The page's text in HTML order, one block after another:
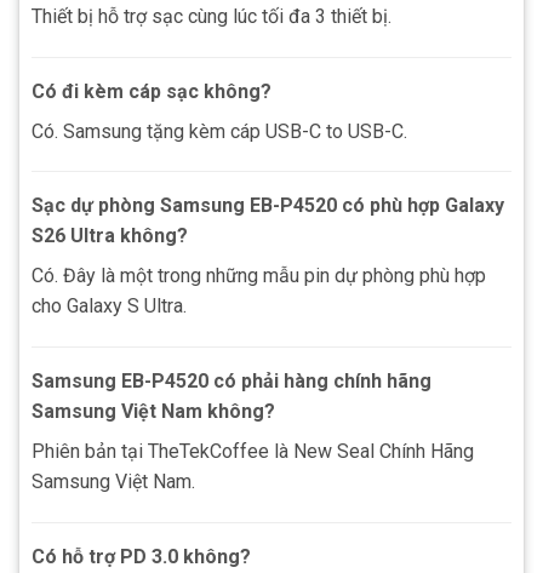
Thiết bị hỗ trợ sạc cùng lúc tối đa 3 thiết bị.
Có đi kèm cáp sạc không?
Có. Samsung tặng kèm cáp USB-C to USB-C.
Sạc dự phòng Samsung EB-P4520 có phù hợp Galaxy
S26 Ultra không?
Có. Đây là một trong những mẫu pin dự phòng phù hợp
cho Galaxy S Ultra.
Samsung EB-P4520 có phải hàng chính hãng
Samsung Việt Nam không?
Phiên bản tại TheTekCoffee là New Seal Chính Hãng
Samsung Việt Nam.
Có hỗ trợ PD 3.0 không?